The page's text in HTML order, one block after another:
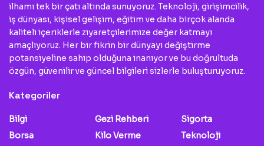
ilhamı tek bir çatı altında sunuyoruz. Teknoloji, girişimcilik,
iş dünyası, kişisel gelişim, eğitim ve daha birçok alanda
kaliteli içeriklerle ziyaretçilerimize değer katmayı
amaçlıyoruz. Her bir fikrin bir dünyayı değiştirme
potansiyeline sahip olduğuna inanıyor ve bu doğrultuda
özgün, güvenilir ve güncel bilgileri sizlerle buluşturuyoruz.
Kategoriler
Bilgi
Borsa
Gezi Rehberi
Kilo Verme
Sigorta
Teknoloji